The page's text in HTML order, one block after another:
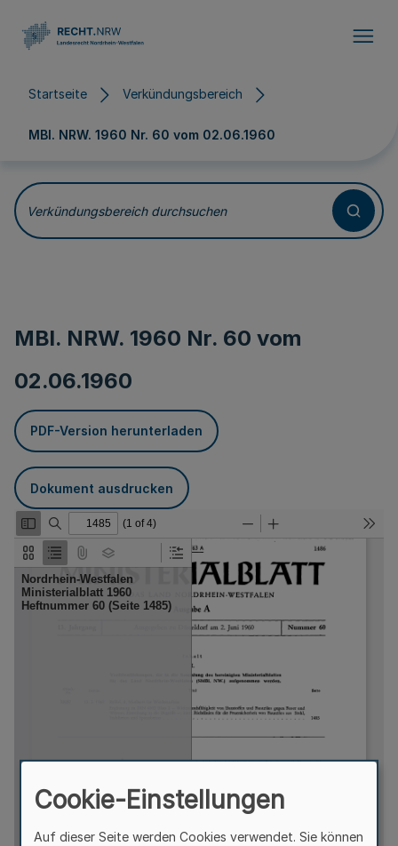
Startseite Verkündungsbereich
MBl. NRW. 1960 Nr. 60 vom 02.06.1960
Verkündungsbereich durchsuchen
MBl. NRW. 1960 Nr. 60 vom
02.06.1960
PDF-Version herunterladen
Dokument ausdrucken
Cookie-Einstellungen
Auf dieser Seite werden Cookies verwendet. Sie können